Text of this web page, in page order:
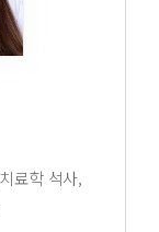
료학 석사,